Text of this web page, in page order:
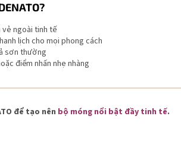
vẻ ngoài tinh tế
lịch cho mọi phong cách
sơn thường
điểm nhấn nhẹ nhàng
để tạo nên bộ móng nổi bật đầy tinh tế.